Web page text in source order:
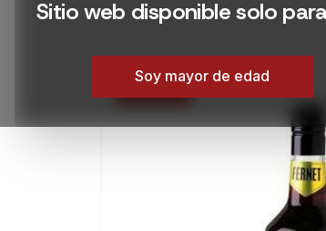
Sitio web disponible solo
Soy mayor de edad
15% OFF